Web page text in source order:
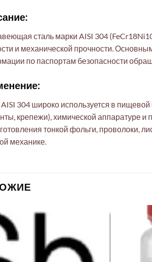
сталь марки AISI 304
и механической прочности.
по паспортам безопасности
304 широко используется в
крепежи), химической аппаратуре и
тонкой фольги, проволоки,
механике.